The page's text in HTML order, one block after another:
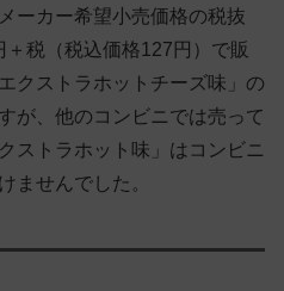
ーカー希望小売価格の税抜
税（税込価格127円）で販
クストラホットチーズ味」の
が、他のコンビニでは売って
ストラホット味」はコンビニ
ませんでした。